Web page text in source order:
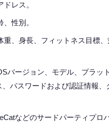
レス。
、性別。
重、身長、フィットネス目標
バージョン、モデル、プラッ
パスワードおよび認証情報
などのサードパーティプロ